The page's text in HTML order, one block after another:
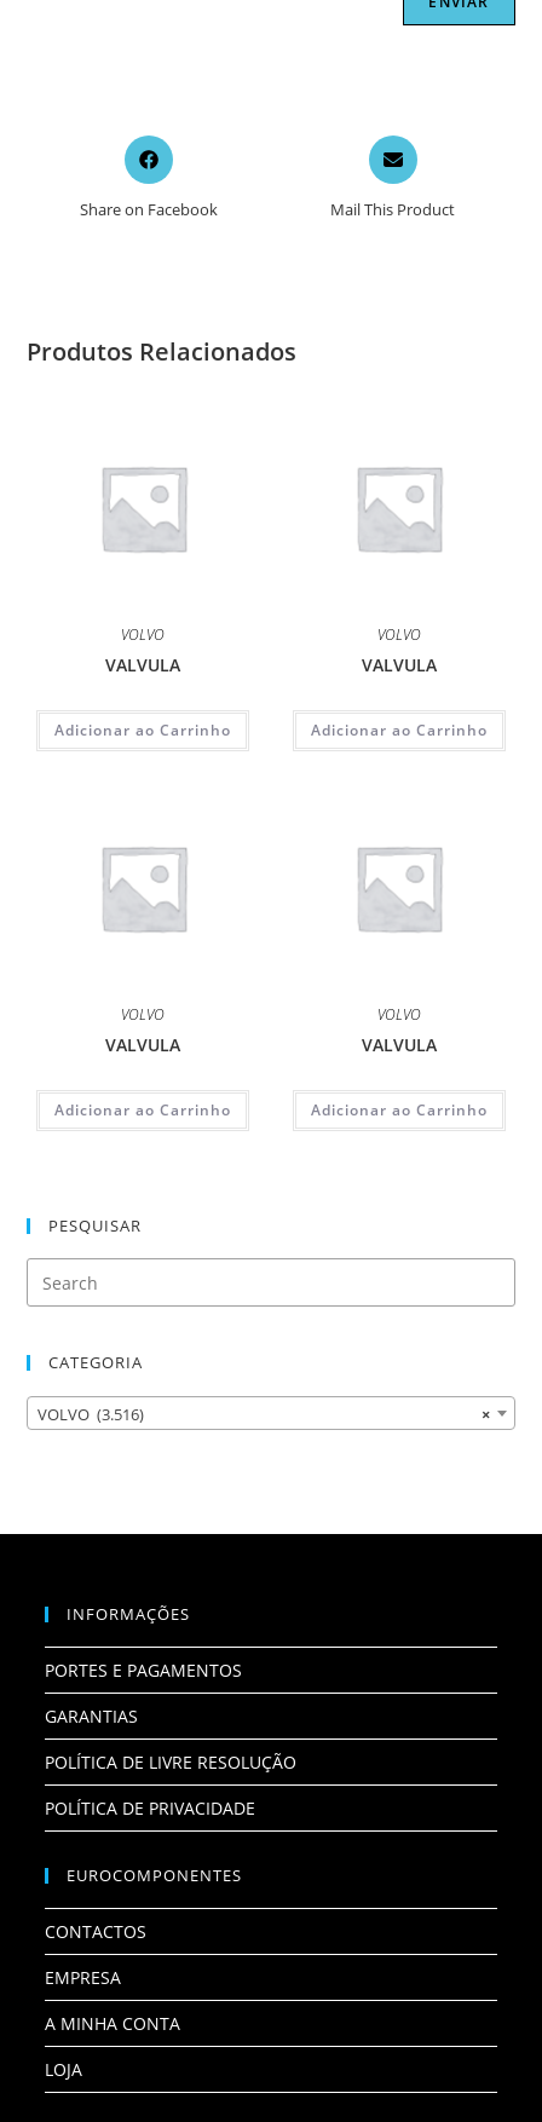
Opens
in
new
Share on Facebook
Opens
in
a
new
Mail This Product
Produtos Relacionados
VOLVO
VALVULA
Adicionar ao Carrinho
VOLVO
VALVULA
Adicionar ao Carrinho
VOLVO
VALVULA
Adicionar ao Carrinho
VOLVO
VALVULA
Adicionar ao Carrinho
PESQUISAR
CATEGORIA
×
VOLVO (3.516)
INFORMAÇÕES
PORTES E PAGAMENTOS
GARANTIAS
POLÍTICA DE LIVRE RESOLUÇÃO
POLÍTICA DE PRIVACIDADE
EUROCOMPONENTES
CONTACTOS
EMPRESA
A MINHA CONTA
LOJA